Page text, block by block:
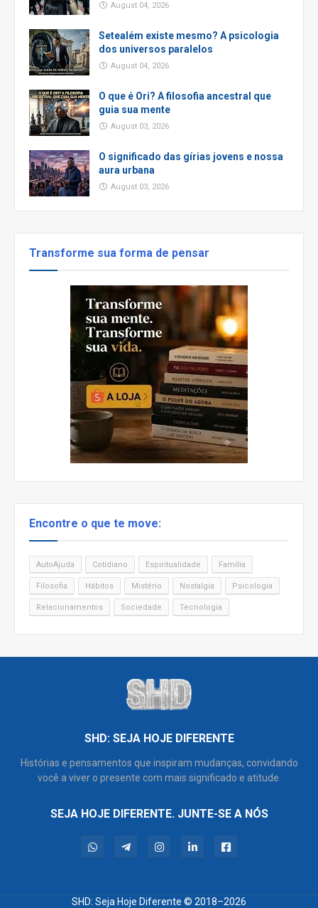
August 04, 2026
Setealém existe mesmo? A psicologia
dos universos paralelos
August 04, 2026
O que é Ori? A filosofia ancestral que
guia sua mente
August 03, 2026
O significado das gírias jovens e nossa
aura urbana
August 03, 2026
Transforme sua forma de pensar
Encontre o que te move:
AutoAjuda Cotidiano Espiritualidade Família
Filosofia Hábitos Mistério Nostalgia Psicologia
Relacionamentos Sociedade Tecnologia
SHD: SEJA HOJE DIFERENTE
Histórias e pensamentos que inspiram mudanças, convidando
você a viver o presente com mais significado e atitude.
SEJA HOJE DIFERENTE. JUNTE-SE A NÓS
SHD: Seja Hoje Diferente © 2018–2026